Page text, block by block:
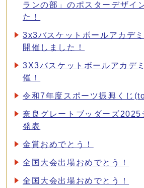
ランの部」のポスターデザイ
た！
3x3バスケットボールアカデ
開催しました！
3X3バスケットボールアカデ
催！
令和7年度スポーツ振興くじ
奈良グレートブッダーズ2025
発表
金賞おめでとう！
全国大会出場おめでとう！
全国大会出場おめでとう！